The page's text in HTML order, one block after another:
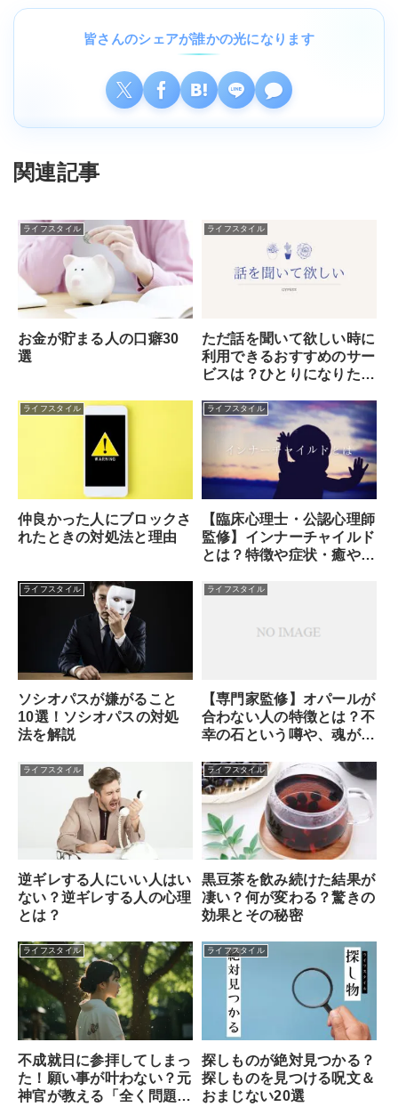
皆さんのシェアが誰かの光になります
関連記事
ライフスタイル
お金が貯まる人の口癖30
選
ライフスタイル
ただ話を聞いて欲しい時に
利用できるおすすめのサー
ビスは？ひとりになりた
いたいなら電話占い！
ライフスタイル
仲良かった人にブロックさ
れたときの対処法と理由
ライフスタイル
【臨床心理士・公認心理師
監修】インナーチャイルド
とは？特徴や症状・癒やし
方
ライフスタイル
ソシオパスが嫌がること
10選！ソシオパスの対処
法を解説
ライフスタイル
【専門家監修】オパールが
合わない人の特徴とは？不
幸の石という噂や、魂が求
ライフスタイル
逆ギレする人にいい人はい
ない？逆ギレする人の心理
とは？
ライフスタイル
黒豆茶を飲み続けた結果が
凄い？何が変わる？驚きの
効果とその秘密
ライフスタイル
不成就日に参拝してしまっ
た！願い事が叶わない？元
神官が教える「全く問題な
ライフスタイル
探しものが絶対見つかる？
探しものを見つける呪文＆
おまじない20選